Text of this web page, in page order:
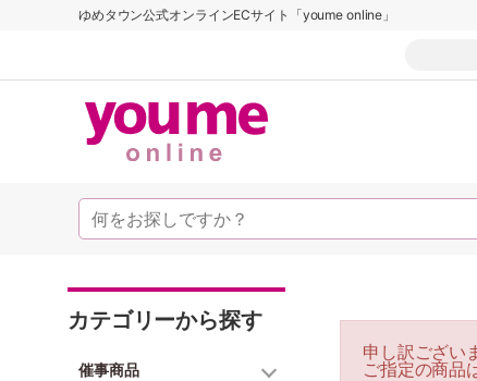
ゆめタウン公式オンラインECサイト「youme online」
カテゴリーから探す
催事商品
申し訳ござい
ご指定の商品